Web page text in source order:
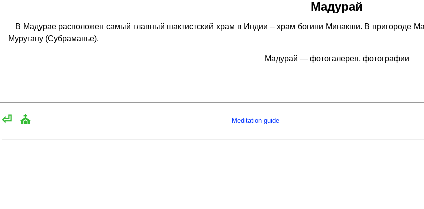
Мадурай
В Мадурае расположен самый главный шактистский храм в Индии – храм богини Минакши. В пригороде
Муругану (Субраманье).
Мадурай — фотогалерея, фотографии
⏎ ⛪ Meditation guide